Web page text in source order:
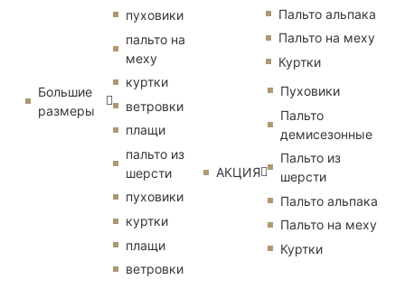
Большие
размеры
пуховики
пальто на
меху
куртки
ветровки
плащи
пальто из
шерсти
пуховики
куртки
плащи
ветровки
Пальто альпака
Пальто на меху
Куртки
АКЦИЯ
Пуховики
Пальто
демисезонные
Пальто из
шерсти
Пальто альпака
Пальто на меху
Куртки